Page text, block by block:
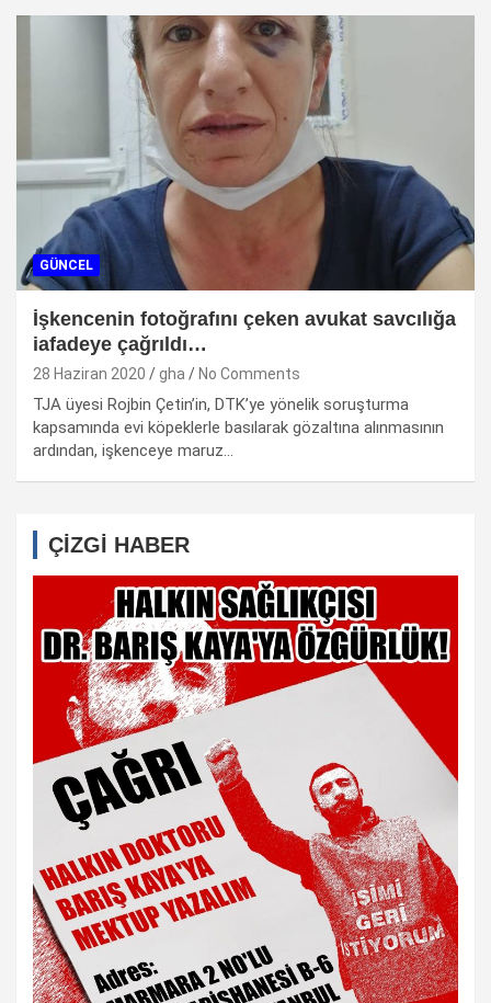
GÜNCEL
İşkencenin fotoğrafını çeken avukat savcılığa
iafadeye çağrıldı…
28 Haziran 2020 gha No Comments
TJA üyesi Rojbin Çetin’in, DTK’ye yönelik soruşturma
kapsamında evi köpeklerle basılarak gözaltına alınmasının
ardından, işkenceye maruz…
ÇİZGİ HABER